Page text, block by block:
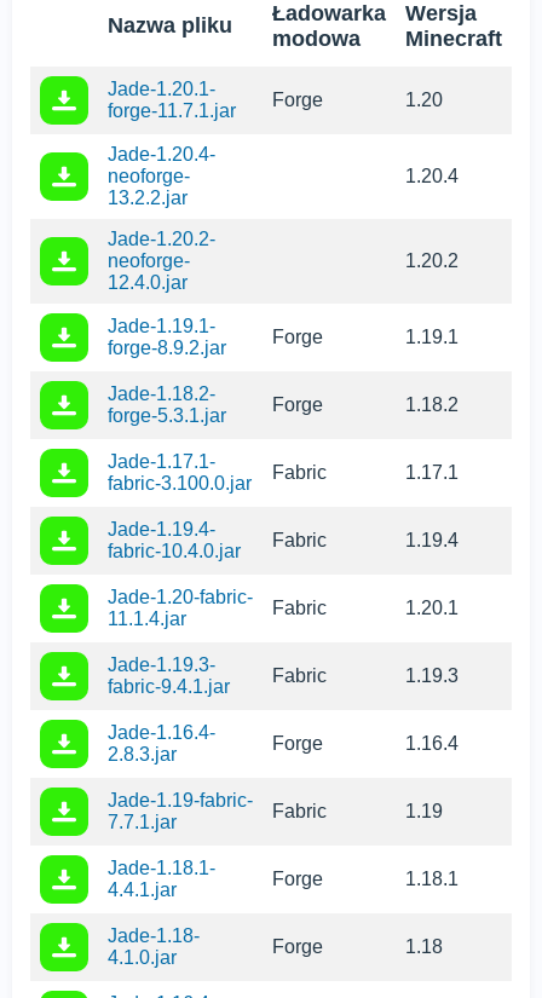
Nazwa pliku
Ładowarka
modowa
Wersja
Minecraft
Jade-1.20.1-
forge-11.7.1.jar
Forge 1.20
Jade-1.20.4-
neoforge-
13.2.2.jar
1.20.4
Jade-1.20.2-
neoforge-
12.4.0.jar
1.20.2
Jade-1.19.1-
forge-8.9.2.jar
Forge 1.19.1
Jade-1.18.2-
forge-5.3.1.jar
Forge 1.18.2
Jade-1.17.1-
fabric-3.100.0.jar
Fabric 1.17.1
Jade-1.19.4-
fabric-10.4.0.jar
Fabric 1.19.4
Jade-1.20-fabric-
11.1.4.jar
Fabric 1.20.1
Jade-1.19.3-
fabric-9.4.1.jar
Fabric 1.19.3
Jade-1.16.4-
2.8.3.jar
Forge 1.16.4
Jade-1.19-fabric-
7.7.1.jar
Fabric 1.19
Jade-1.18.1-
4.4.1.jar
Forge 1.18.1
Jade-1.18-
4.1.0.jar
Forge 1.18